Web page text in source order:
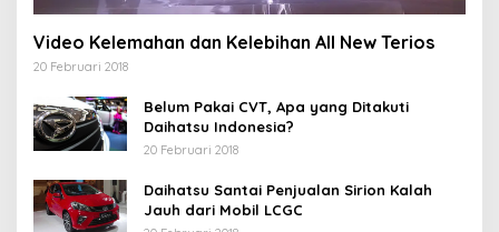
Video Kelemahan dan Kelebihan All New Terios
20 Februari 2018
Belum Pakai CVT, Apa yang Ditakuti
Daihatsu Indonesia?
20 Februari 2018
Daihatsu Santai Penjualan Sirion Kalah
Jauh dari Mobil LCGC